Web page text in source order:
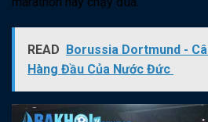
READ
Borussia Dortmund -
Hàng Đầu Của Nước Đức